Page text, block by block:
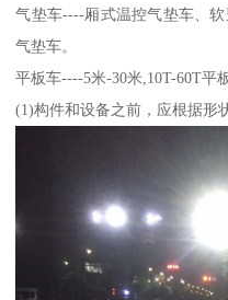
气垫车----厢式温控气垫车、
气垫车。
平板车----5米-30米,10T-60T平
(1)构件和设备之前，应根据形